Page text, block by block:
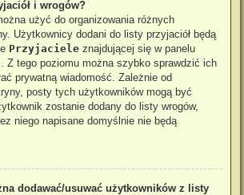
i wrogów?
użyć do organizowania różnych
Użytkownicy dodani do listy przyjaciół będą
Przyjaciele znajdującej się w panelu
Z tego poziomu można szybko sprawdzić ich
prywatną wiadomość. Zależnie od
posty tych użytkowników mogą być
zostanie dodany do listy wrogów,
niego napisane domyślnie nie będą
dodawać/usuwać użytkowników z listy